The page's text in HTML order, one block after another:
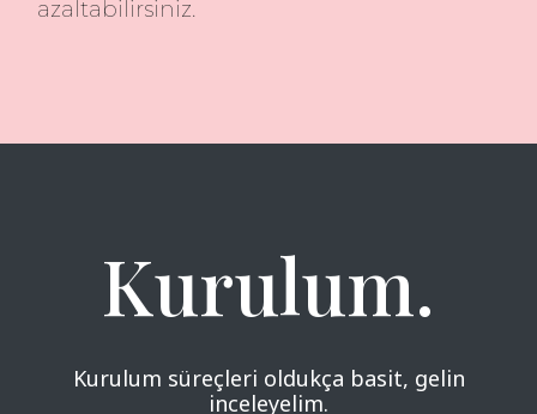
azaltabilirsiniz.
Kurulum.
Kurulum süreçleri oldukça basit, gelin
inceleyelim.